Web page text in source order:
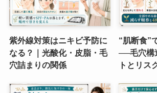
紫外線対策はニキビ予防に
なる？｜光酸化・皮脂・毛
穴詰まりの関係
“肌断食”
──毛穴構
トとリス